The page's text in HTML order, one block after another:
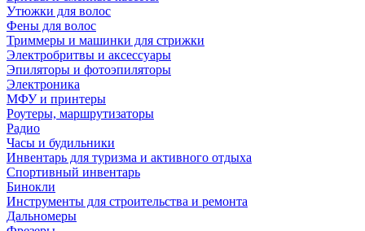
Утюжки для волос
Фены для волос
Триммеры и машинки для стрижки
Электробритвы и аксессуары
Эпиляторы и фотоэпиляторы
Электроника
МФУ и принтеры
Роутеры, маршрутизаторы
Радио
Часы и будильники
Инвентарь для туризма и активного отдыха
Спортивный инвентарь
Бинокли
Инструменты для строительства и ремонта
Дальномеры